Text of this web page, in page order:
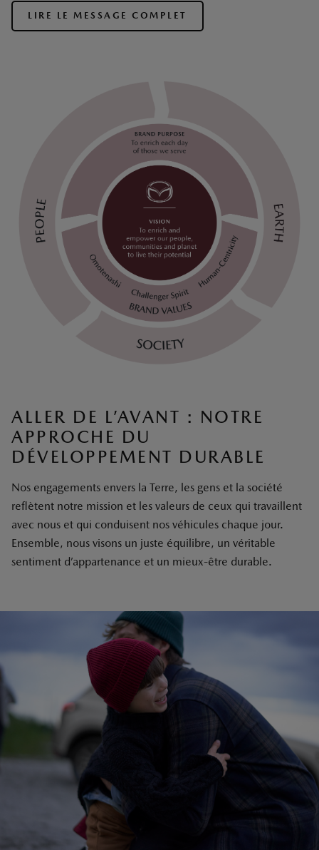
LIRE LE MESSAGE COMPLET
ALLER DE L’AVANT : NOTRE
APPROCHE DU
DÉVELOPPEMENT DURABLE
Nos engagements envers la Terre, les gens et la société
reflètent notre mission et les valeurs de ceux qui travaillent
avec nous et qui conduisent nos véhicules chaque jour.
Ensemble, nous visons un juste équilibre, un véritable
sentiment d’appartenance et un mieux-être durable.